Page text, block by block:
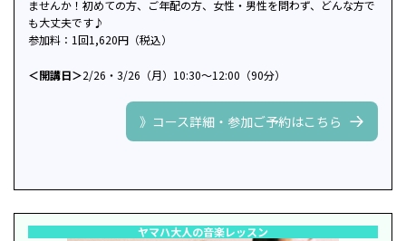
ませんか！初めての方、ご年配の方、女性・男性を問わず、どんな方で
も大丈夫です♪
参加料：1回1,620円（税込）
＜開講日＞2/26・3/26（月）10:30～12:00（90分）
》コース詳細・参加ご予約はこちら
ヤマハ大人の音楽レッスン